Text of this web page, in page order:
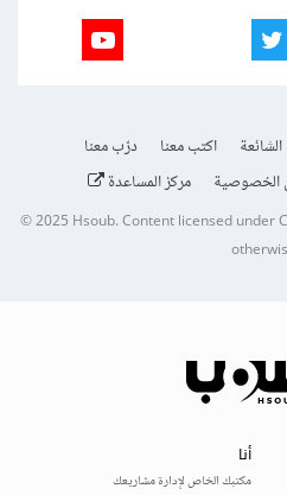
اكتب معنا
درّب معنا
الخصوصية مركز المساعدة
© 2025Hsoub.Content licensed under